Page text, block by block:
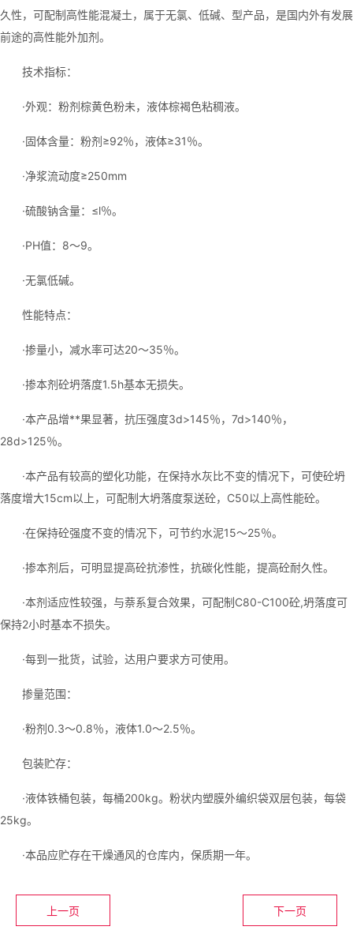
久性，可配制高性能混凝土，属于无氯、低碱、型产品，是国内外有发展
前途的高性能外加剂。
技术指标：
·外观：粉剂棕黄色粉未，液体棕褐色粘稠液。
·固体含量：粉剂≥92％，液体≥31％。
·净浆流动度≥250mm
·硫酸钠含量：≤l％。
·PH值：8～9。
·无氯低碱。
性能特点：
·掺量小，减水率可达20～35％。
·掺本剂砼坍落度1.5h基本无损失。
·本产品增**果显著，抗压强度3d>145％，7d>140％，
28d>125％。
·本产品有较高的塑化功能，在保持水灰比不变的情况下，可使砼坍
落度增大15cm以上，可配制大坍落度泵送砼，C50以上高性能砼。
·在保持砼强度不变的情况下，可节约水泥15～25％。
·掺本剂后，可明显提高砼抗渗性，抗碳化性能，提高砼耐久性。
·本剂适应性较强，与萘系复合效果，可配制C80-C100砼,坍落度可
保持2小时基本不损失。
·每到一批货，试验，达用户要求方可使用。
掺量范围：
·粉剂0.3～0.8％，液体1.0～2.5％。
包装贮存：
·液体铁桶包装，每桶200kg。粉状内塑膜外编织袋双层包装，每袋
25kg。
·本品应贮存在干燥通风的仓库内，保质期一年。
上一页 下一页